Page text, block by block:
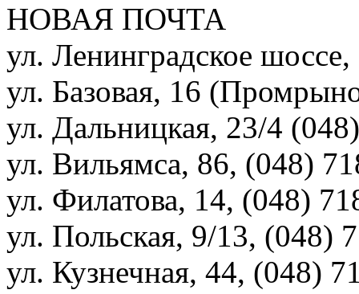
НОВАЯ ПОЧТА
ул. Ленинградское
ул. Базовая, 16
ул. Дальницкая, 23/4
ул. Вильямса, 86, (048)
ул. Филатова, 14, (048)
ул. Польская, 9/13, (048)
ул. Кузнечная, 44, (048)